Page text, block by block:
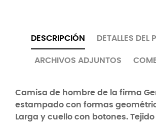
DESCRIPCIÓN DETALLES DEL
ARCHIVOS ADJUNTOS
Camisa de hombre de la firma
estampado con formas
Larga y cuello con botones.